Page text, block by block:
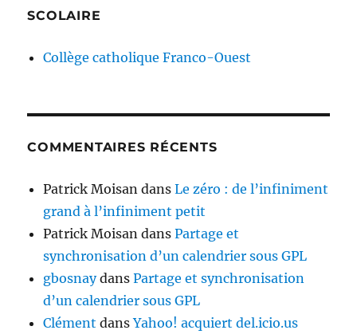
SCOLAIRE
Collège catholique Franco-Ouest
COMMENTAIRES RÉCENTS
Patrick Moisan dansLe zéro : de l’infiniment
grand à l’infiniment petit
Patrick Moisan dansPartage et
synchronisation d’un calendrier sous GPL
gbosnaydansPartage et synchronisation
d’un calendrier sous GPL
Clément dansYahoo! acquiert del.icio.us